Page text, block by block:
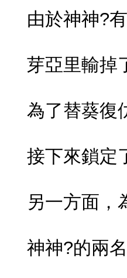
由於神神?有
芽亞里輸掉
為了替葵復
接下來鎖定
另一方面，
神神?的兩名